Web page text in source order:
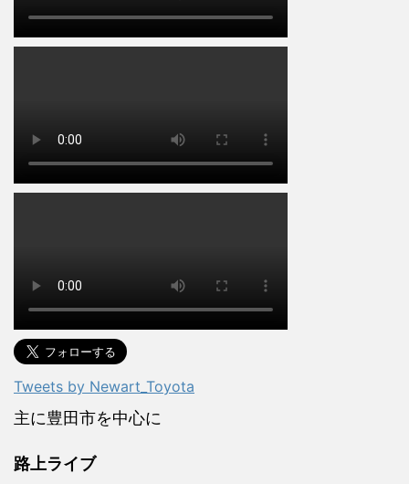
Tweets by Newart_Toyota
主に豊田市を中心に
路上ライブ